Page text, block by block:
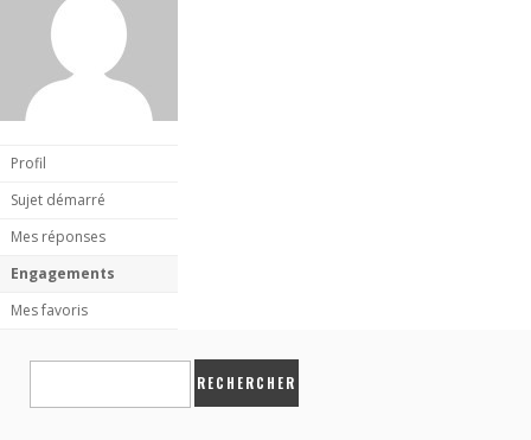
Profil
Sujet démarré
Mes réponses
Engagements
Mes favoris